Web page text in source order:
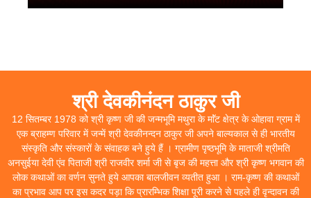
श्री देवकीनंदन ठाकुर जी
12 सितम्बर 1978 को श्री कृष्ण जी की जन्मभूमि मथुरा के माॅंट क्षेत्र के ओहावा ग्राम में
एक ब्राहम्ण परिवार में जन्में श्री देवकीनन्दन ठाकुर जी अपने बाल्यकाल से ही भारतीय
संस्कृति और संस्कारों के संवाहक बने हुये हैं । ग्रामीण पृष्ठभूमि के माताजी श्रीमति
अनसुईया देवी एंव पिताजी श्री राजवीर शर्मा जी से बृज की महत्ता और श्री कृष्ण भगवान की
लोक कथाओं का वर्णन सुनते हुये आपका बालजीवन व्यतीत हुआ । राम-कृष्ण की कथाओं
का प्रभाव आप पर इस कदर पड़ा कि प्रारम्भिक शिक्षा पूरी करने से पहले ही वृन्दावन की